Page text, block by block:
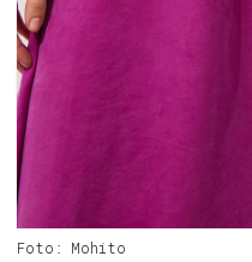
Foto: Mohito